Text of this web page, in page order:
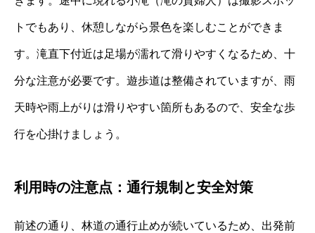
トでもあり、休憩しながら景色を楽しむことができま
す。滝直下付近は足場が濡れて滑りやすくなるため、十
分な注意が必要です。遊歩道は整備されていますが、雨
天時や雨上がりは滑りやすい箇所もあるので、安全な歩
行を心掛けましょう。
利用時の注意点：通行規制と安全対策
前述の通り、林道の通行止めが続いているため、出発前